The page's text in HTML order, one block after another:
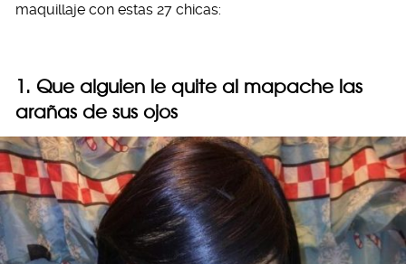
maquillaje con estas 27 chicas:
1. Que alguien le quite al mapache las
arañas de sus ojos